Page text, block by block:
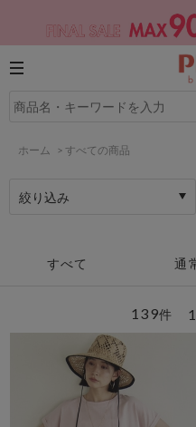
ホーム > すべての商品
絞り込み
すべて 通
139件